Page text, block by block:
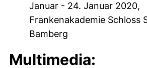
Januar - 24. Januar 2020,
Frankenakademie Schloss
Bamberg
Multimedia: